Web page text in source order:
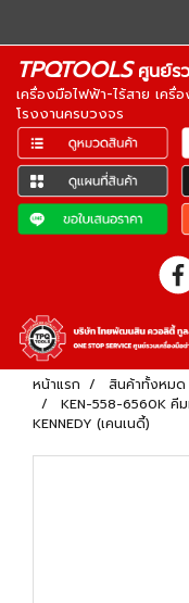
TPQTOOLSศูนย์ร
เครื่องมือไฟฟ้า-ไร้สาย เค
โรงงานครบวงจร
หน้าแรก สินค้าทั้งหมด
KEN-558-6560K คี
KENNEDY (เคนเนดี้)